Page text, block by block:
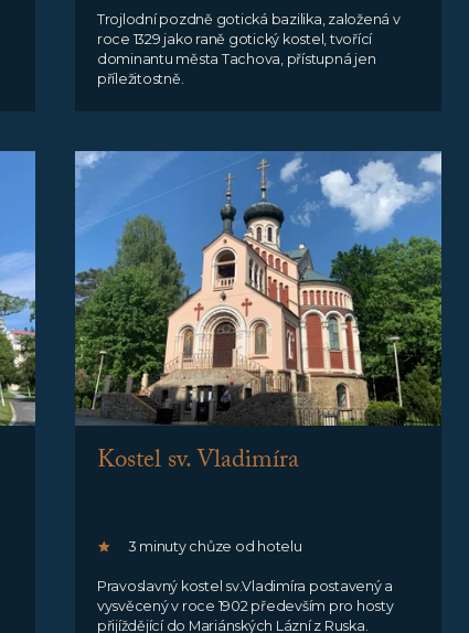
Trojlodní pozdně gotická bazilika, založená v
roce 1329 jako raně gotický kostel, tvořící
dominantu města Tachova, přístupná jen
příležitostně.
Kostel sv. Vladimíra
3 minuty chůze od hotelu
Pravoslavný kostel sv.Vladimíra postavený a
vysvěcený v roce 1902 především pro hosty
přijíždějící do Mariánských Lázní z Ruska.